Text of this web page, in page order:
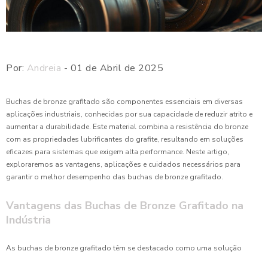
Por: Andreia - 01 de Abril de 2025
Buchas de bronze grafitado são componentes essenciais em diversas
aplicações industriais, conhecidas por sua capacidade de reduzir atrito e
aumentar a durabilidade. Este material combina a resistência do bronze
com as propriedades lubrificantes do grafite, resultando em soluções
eficazes para sistemas que exigem alta performance. Neste artigo,
exploraremos as vantagens, aplicações e cuidados necessários para
garantir o melhor desempenho das buchas de bronze grafitado.
Vantagens das Buchas de Bronze Grafitado na
Indústria
As buchas de bronze grafitado têm se destacado como uma solução